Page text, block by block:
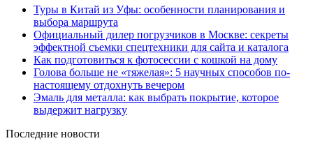
Туры в Китай из Уфы: особенности планирования и
выбора маршрута
Официальный дилер погрузчиков в Москве: секреты
эффектной съемки спецтехники для сайта и каталога
Как подготовиться к фотосессии с кошкой на дому
Голова больше не «тяжелая»: 5 научных способов по-
настоящему отдохнуть вечером
Эмаль для металла: как выбрать покрытие, которое
выдержит нагрузку
Последние новости